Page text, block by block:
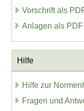
Vorschrift als
Anlagen als PDF
Hilfe
Hilfe zur
Fragen und